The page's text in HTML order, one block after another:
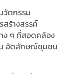
วัตกรรม
ร้างสรรค์
ง ๆ ที่สอดคล้อง
อัตลักษณ์ชุมชน